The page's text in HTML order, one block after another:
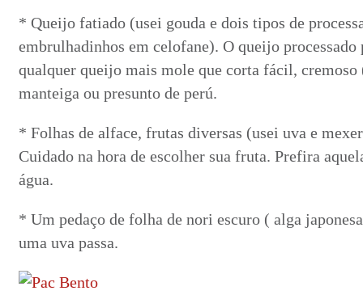
* Queijo fatiado (usei gouda e dois tipos de
embrulhadinhos em celofane). O queijo
qualquer queijo mais mole que corta fácil, cremoso
manteiga ou presunto de perú.
* Folhas de alface, frutas diversas (usei uva e
Cuidado na hora de escolher sua fruta. Prefira
água.
* Um pedaço de folha de nori escuro ( alga
uma uva passa.